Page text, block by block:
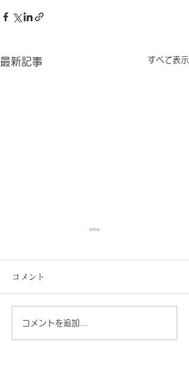
最新記事 すべて表示
コメント
コメントを追加…